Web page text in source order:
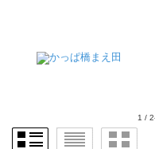
1 / 2